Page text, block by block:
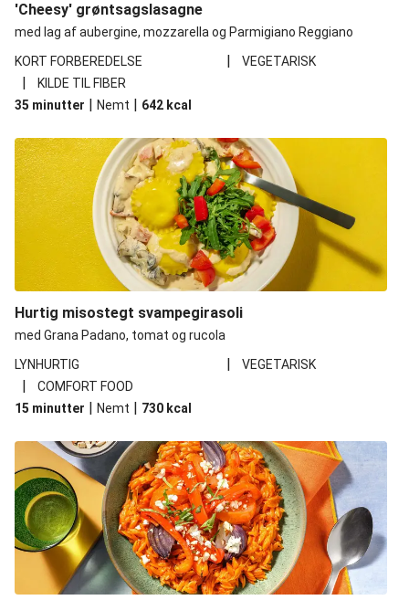
'Cheesy' grøntsagslasagne
med lag af aubergine, mozzarella og Parmigiano Reggiano
KORT FORBEREDELSE
| VEGETARISK
|
KILDE TIL FIBER
35 minutter | Nemt | 642 kcal
Hurtig misostegt svampegirasoli
med Grana Padano, tomat og rucola
LYNHURTIG
| VEGETARISK
|
COMFORT FOOD
15 minutter | Nemt | 730 kcal